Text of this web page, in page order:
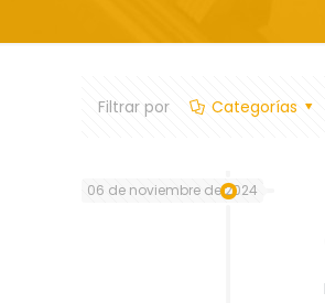
Filtrar por Categorías
06 de noviembre de 2024